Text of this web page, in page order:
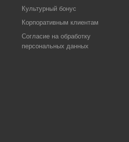
Культурный бонус
Корпоративным клиентам
Согласие на обработку
персональных данных